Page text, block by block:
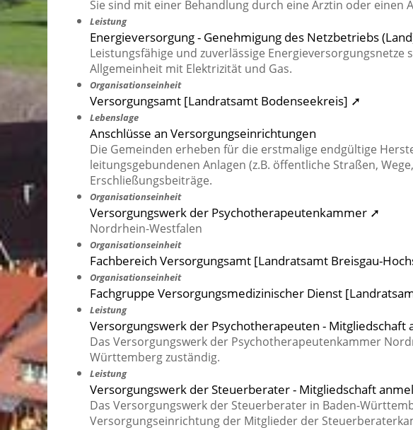
Sie sind mit einer Behandlung durch eine Ärztin oder einen
Leistung
Energieversorgung - Genehmigung des Netzbetriebs
Leistungsfähige und zuverlässige
Allgemeinheit mit Elektrizität und Gas.
Organisationseinheit
Versorgungsamt [Landratsamt Bodenseekreis] ➚
Lebenslage
Anschlüsse an Versorgungseinrichtungen
Die Gemeinden erheben für die erstmalige endgültige
leitungsgebundenen Anlagen (z.B. öffentliche Straßen,
Erschließungsbeiträge.
Organisationseinheit
Versorgungswerk der Psychotherapeutenkammer ➚
Nordrhein-Westfalen
Organisationseinheit
Fachbereich Versorgungsamt [Landratsamt Breisgau-
Organisationseinheit
Fachgruppe Versorgungsmedizinischer Dienst
Leistung
Versorgungswerk der Psychotherapeuten - Mitgliedschaft
Das Versorgungswerk der Psychotherapeutenkammer
Württemberg zuständig.
Leistung
Versorgungswerk der Steuerberater - Mitgliedschaft
Das Versorgungswerk der Steuerberater in Baden-
Versorgungseinrichtung der Mitglieder der